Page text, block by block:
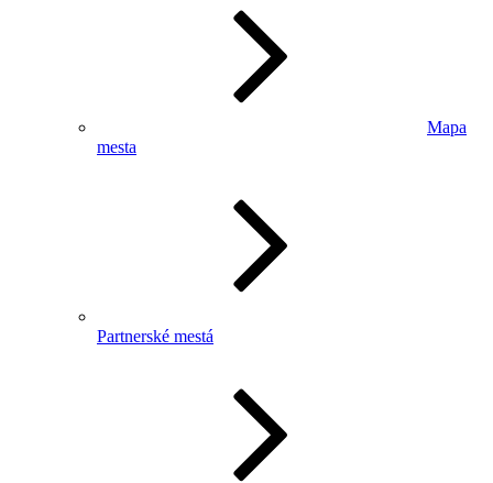
Mapa
mesta
Partnerské mestá